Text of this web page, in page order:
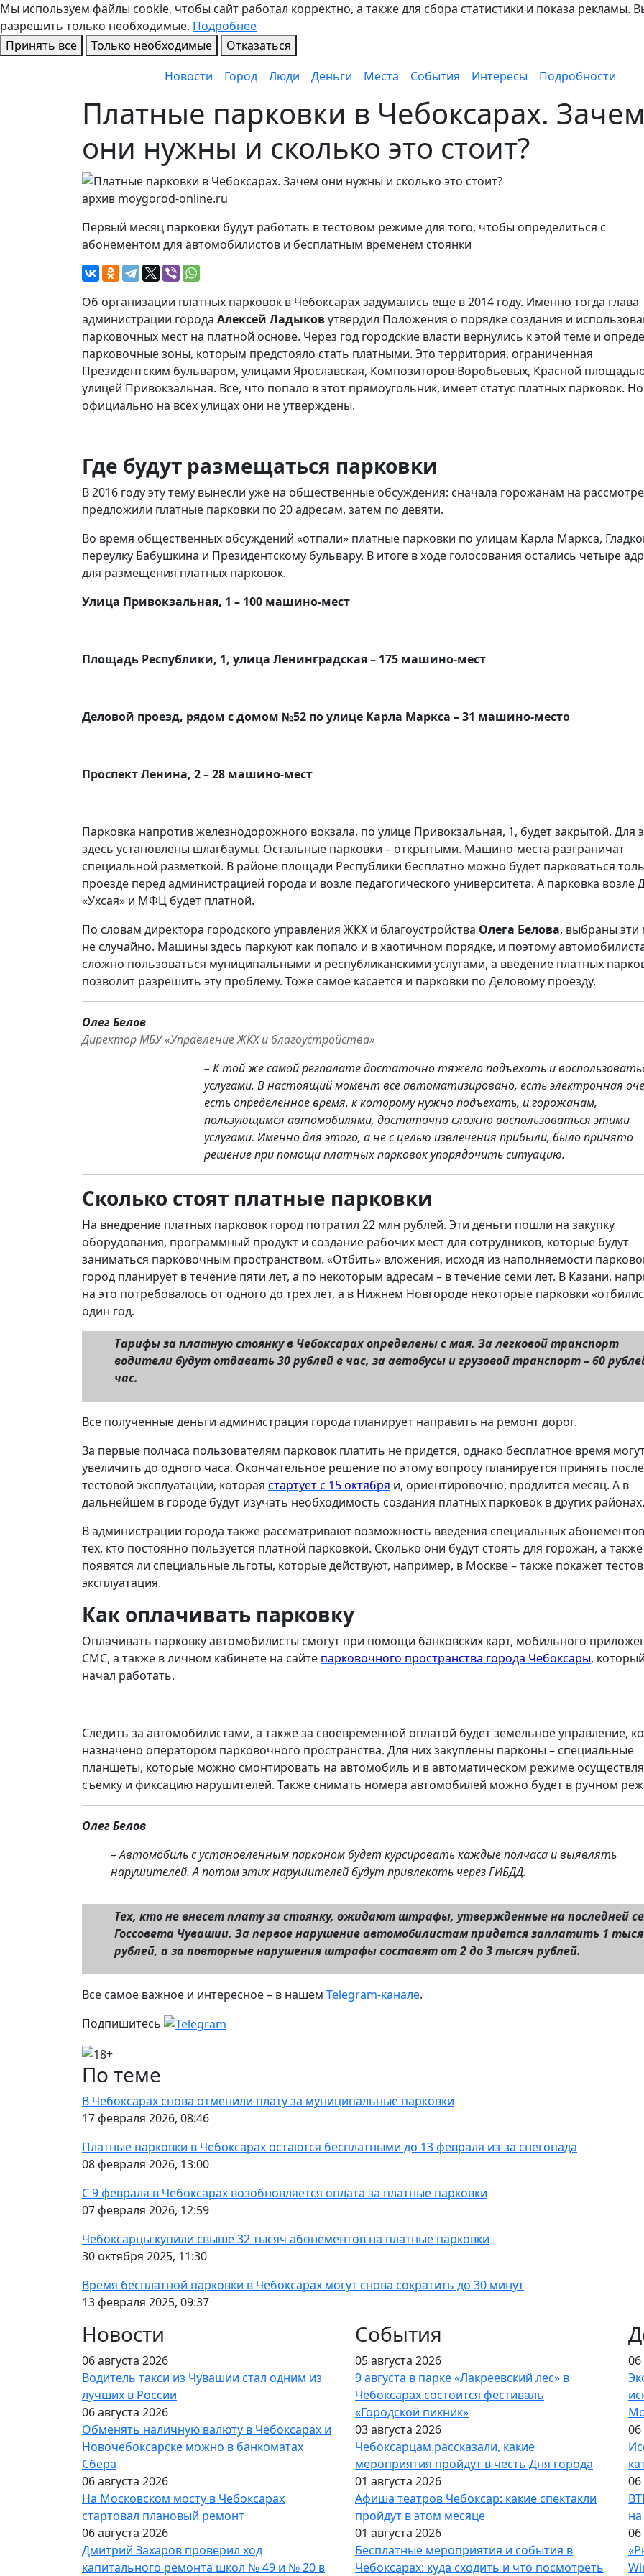
Мы используем файлы cookie, чтобы сайт работал корректно, а также для сбора статистики и показа рекламы.
разрешить только необходимые. Подробнее
Принять все
Только необходимые
Отказаться
Новости
Город Люди Деньги Места События Интересы Подробности
Платные парковки в Чебоксарах.
они нужны и сколько это стоит?
архив moygorod-online.ru
Первый месяц парковки будут работать в тестовом режиме для того, чтобы определиться с
абонементом для автомобилистов и бесплатным временем стоянки
Об организации платных парковок в Чебоксарах задумались еще в 2014 году. Именно тогда глава
администрации города Алексей Ладыковутвердил Положения о порядке создания и
парковочных мест на платной основе. Через год городские власти вернулись к этой теме и
парковочные зоны, которым предстояло стать платными. Это территория, ограниченная
Президентским бульваром, улицами Ярославская, Композиторов Воробьевых, Красной
улицей Привокзальная. Все, что попало в этот прямоугольник, имеет статус платных парковок.
официально на всех улицах они не утверждены.
Где будут размещаться парковки
В 2016 году эту тему вынесли уже на общественные обсуждения: сначала горожанам на
предложили платные парковки по 20 адресам, затем по девяти.
Во время общественных обсуждений «отпали» платные парковки по улицам Карла Маркса,
переулку Бабушкина и Президентскому бульвару. В итоге в ходе голосования остались четыре
для размещения платных парковок.
Улица Привокзальная, 1 – 100 машино-мест
Площадь Республики, 1, улица Ленинградская – 175 машино-мест
Деловой проезд, рядом с домом №52 по улице Карла Маркса – 31 машино-место
Проспект Ленина, 2 – 28 машино-мест
Парковка напротив железнодорожного вокзала, по улице Привокзальная, 1, будет закрытой. Для
здесь установлены шлагбаумы. Остальные парковки – открытыми. Машино-места разграничат
специальной разметкой. В районе площади Республики бесплатно можно будет парковаться
проезде перед администрацией города и возле педагогического университета. А парковка возле
«Ухсая» и МФЦ будет платной.
По словам директора городского управления ЖКХ и благоустройства Олега Белова, выбраны эти
не случайно. Машины здесь паркуют как попало и в хаотичном порядке, и поэтому
сложно пользоваться муниципальными и республиканскими услугами, а введение платных
позволит разрешить эту проблему. Тоже самое касается и парковки по Деловому проезду.
Олег Белов
Директор МБУ «Управление ЖКХ и благоустройства»
– К той же самой регпалате достаточно тяжело подъехать и
услугами. В настоящий момент все автоматизировано, есть электронная
есть определенное время, к которому нужно подъехать, и горожанам,
пользующимся автомобилями, достаточно сложно воспользоваться этими
услугами. Именно для этого, а не с целью извлечения прибыли, было принято
решение при помощи платных парковок упорядочить ситуацию.
Сколько стоят платные парковки
На внедрение платных парковок город потратил 22 млн рублей. Эти деньги пошли на закупку
оборудования, программный продукт и создание рабочих мест для сотрудников, которые будут
заниматься парковочным пространством. «Отбить» вложения, исходя из наполняемости
город планирует в течение пяти лет, а по некоторым адресам – в течение семи лет. В Казани,
на это потребовалось от одного до трех лет, а в Нижнем Новгороде некоторые парковки
один год.
Тарифы за платную стоянку в Чебоксарах определены с мая. За легковой транспорт
водители будут отдавать 30 рублей в час, за автобусы и грузовой транспорт – 60
час.
Все полученные деньги администрация города планирует направить на ремонт дорог.
За первые полчаса пользователям парковок платить не придется, однако бесплатное время
увеличить до одного часа. Окончательное решение по этому вопросу планируется принять после
тестовой эксплуатации, которая стартует с 15 октября и, ориентировочно, продлится месяц. А в
дальнейшем в городе будут изучать необходимость создания платных парковок в других районах.
В администрации города также рассматривают возможность введения специальных
тех, кто постоянно пользуется платной парковкой. Сколько они будут стоять для горожан, а также
появятся ли специальные льготы, которые действуют, например, в Москве – также покажет
эксплуатация.
Как оплачивать парковку
Оплачивать парковку автомобилисты смогут при помощи банковских карт, мобильного
СМС, а также в личном кабинете на сайте парковочного пространства города Чебоксары,
начал работать.
Следить за автомобилистами, а также за своевременной оплатой будет земельное управление,
назначено оператором парковочного пространства. Для них закуплены парконы – специальные
планшеты, которые можно смонтировать на автомобиль и в автоматическом режиме
съемку и фиксацию нарушителей. Также снимать номера автомобилей можно будет в ручном
Олег Белов
– Автомобиль с установленным парконом будет курсировать каждые полчаса и выявлять
нарушителей. А потом этих нарушителей будут привлекать через ГИБДД.
Тех, кто не внесет плату за стоянку, ожидают штрафы, утвержденные на последней
Госсовета Чувашии. За первое нарушение автомобилистам придется заплатить 1
рублей, а за повторные нарушения штрафы составят от 2 до 3 тысяч рублей.
Все самое важное и интересное – в нашем Telegram-канале.
Подпишитесь
По теме
В Чебоксарах снова отменили плату за муниципальные парковки
17 февраля 2026, 08:46
Платные парковки в Чебоксарах остаются бесплатными до 13 февраля из-за снегопада
08 февраля 2026, 13:00
С 9 февраля в Чебоксарах возобновляется оплата за платные парковки
07 февраля 2026, 12:59
Чебоксарцы купили свыше 32 тысяч абонементов на платные парковки
30 октября 2025, 11:30
Время бесплатной парковки в Чебоксарах могут снова сократить до 30 минут
13 февраля 2025, 09:37
Новости
06 августа 2026
Водитель такси из Чувашии стал одним из
лучших в России
06 августа 2026
Обменять наличную валюту в Чебоксарах и
Новочебоксарске можно в банкоматах
Сбера
06 августа 2026
На Московском мосту в Чебоксарах
стартовал плановый ремонт
06 августа 2026
Дмитрий Захаров проверил ход
капитального ремонта школ № 49 и № 20 в
События
05 августа 2026
9 августа в парке «Лакреевский лес» в
Чебоксарах состоится фестиваль
«Городской пикник»
03 августа 2026
Чебоксарцам рассказали, какие
мероприятия пройдут в честь Дня города
01 августа 2026
Афиша театров Чебоксар: какие спектакли
пройдут в этом месяце
01 августа 2026
Бесплатные мероприятия и события в
Чебоксарах: куда сходить и что посмотреть
06
06
06
06